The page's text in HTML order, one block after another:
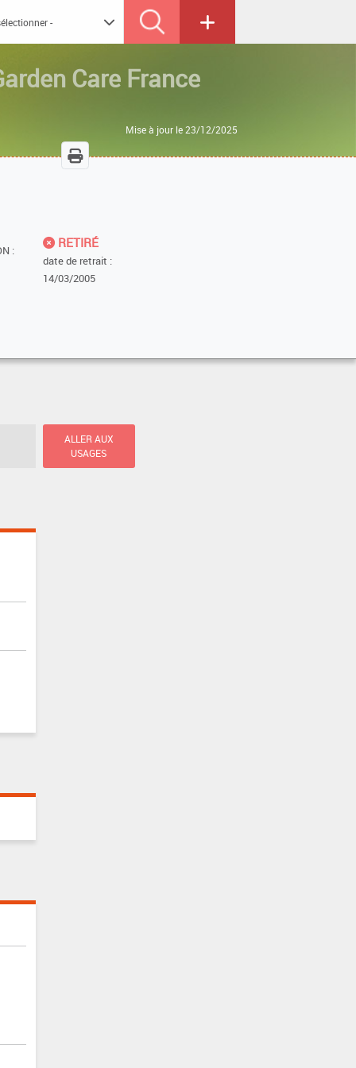
Care France
Mise à jour le 23/12/2025
:
RETIRÉ
date de retrait :
14/03/2005
ALLER AUX
USAGES